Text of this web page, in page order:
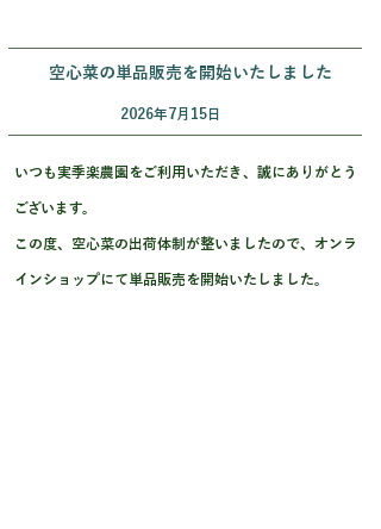
空心菜の単品販売を開始いたしました
2026年7月15日
いつも実季楽農園をご利用いただき、誠にありがとう
ございます。
この度、空心菜の出荷体制が整いましたので、オンラ
インショップにて単品販売を開始いたしました。